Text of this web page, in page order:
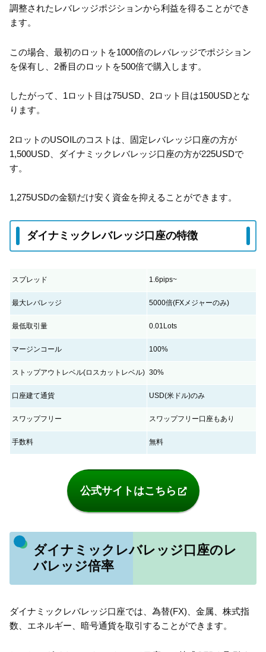
調整されたレバレッジポジションから利益を得ることができ
ます。
この場合、最初のロットを1000倍のレバレッジでポジション
を保有し、2番目のロットを500倍で購入します。
したがって、1ロット目は75USD、2ロット目は150USDとな
ります。
2ロットのUSOILのコストは、固定レバレッジ口座の方が
1,500USD、ダイナミックレバレッジ口座の方が225USDで
す。
1,275USDの金額だけ安く資金を抑えることができます。
ダイナミックレバレッジ口座の特徴
スプレッド 1.6pips~
最大レバレッジ 5000倍(FXメジャーのみ)
最低取引量 0.01Lots
マージンコール 100%
ストップアウトレベル(ロスカットレベル) 30%
口座建て通貨 USD(米ドル)のみ
スワップフリー スワップフリー口座もあり
手数料 無料
公式サイトはこちら
ダイナミックレバレッジ口座のレ
バレッジ倍率
ダイナミックレバレッジ口座では、為替(FX)、金属、株式指
数、エネルギー、暗号通貨を取引することができます。